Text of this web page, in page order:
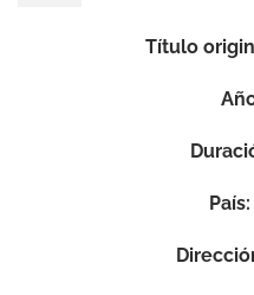
Título
País: